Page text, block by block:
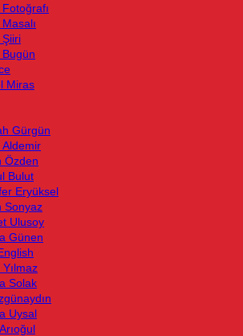
Miras
Gürgün
Aldemir
Özden
Bulut
Eryüksel
Sonyaz
Ulusoy
Günen
Solak
Uysal